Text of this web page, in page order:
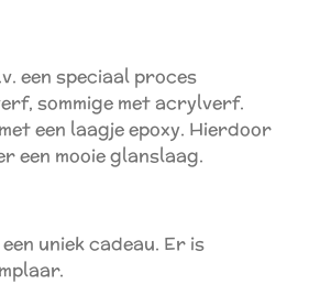
een speciaal proces
sommige met acrylverf.
een laagje epoxy. Hierdoor
een mooie glanslaag.
uniek cadeau. Er is